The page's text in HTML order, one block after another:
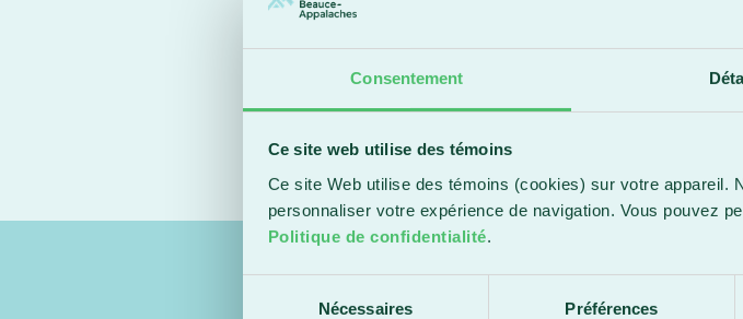
Consentement
Ce site web utilise des témoins
Ce site Web utilise des témoins (cookies) sur votre appareil.
personnaliser votre expérience de navigation. Vous pouvez
Politique de confidentialité.
Nécessaires Préférences
Préparation du rapport technique
Inspection préréception